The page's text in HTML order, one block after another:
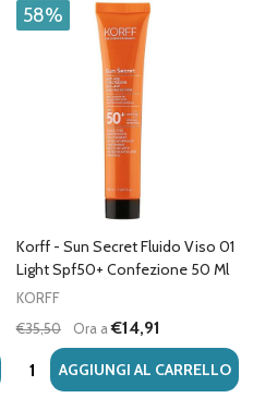
58%
Korff - Sun Secret Fluido Viso 01
Light Spf50+ Confezione 50 Ml
KORFF
€35,50
Ora a€14,91
Quantità:AGGIUNGI AL CARRELLO